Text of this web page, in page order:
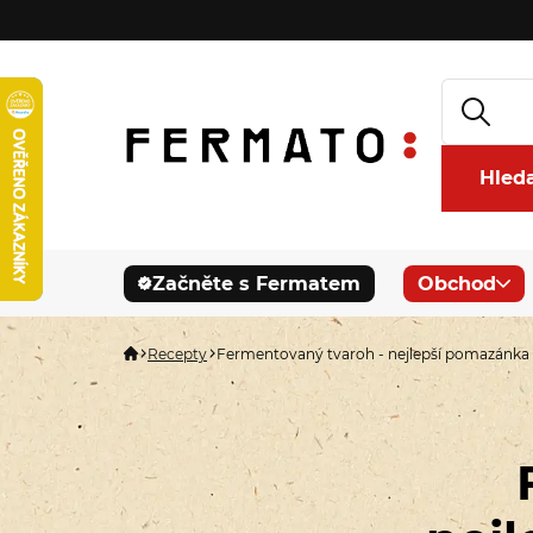
Začněte s Fermatem Obchod
Recepty Fermentovaný tvaroh - nejlepší